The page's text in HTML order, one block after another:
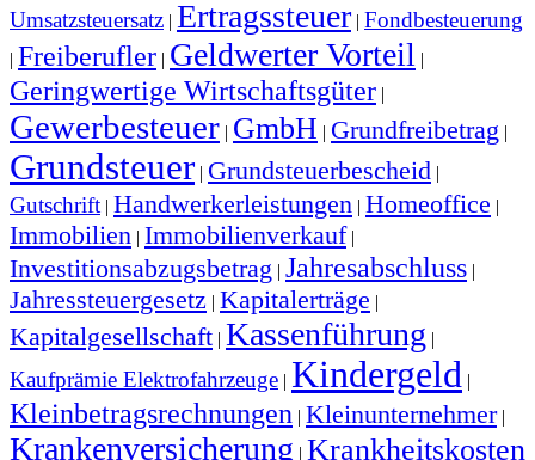
Umsatzsteuersatz | Ertragssteuer | Fondbesteuerung
| Freiberufler | Geldwerter Vorteil |
Geringwertige Wirtschaftsgüter |
Gewerbesteuer | GmbH | Grundfreibetrag |
Grundsteuer | Grundsteuerbescheid |
Gutschrift | Handwerkerleistungen | Homeoffice |
Immobilien | Immobilienverkauf |
Investitionsabzugsbetrag | Jahresabschluss |
Jahressteuergesetz | Kapitalerträge |
Kapitalgesellschaft | Kassenführung |
Kaufprämie Elektrofahrzeuge | Kindergeld |
Kleinbetragsrechnungen | Kleinunternehmer|
Krankenversicherung | Krankheitskosten